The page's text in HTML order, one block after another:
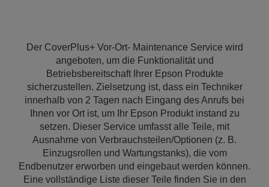
Der CoverPlus+ Vor-Ort- Maintenance Service wird
angeboten, um die Funktionalität und
Betriebsbereitschaft Ihrer Epson Produkte
sicherzustellen. Zielsetzung ist, dass ein Techniker
innerhalb von 2 Tagen nach Eingang des Anrufs bei
Ihnen vor Ort ist, um Ihr Epson Produkt instand zu
setzen. Dieser Service umfasst alle Teile, mit
Ausnahme von Verbrauchsteilen/Optionen (z. B.
Einzugsrollen und Wartungstanks), die vom
Endbenutzer erworben und eingebaut werden können.
Eine vollständige Liste dieser Teile finden Sie in den